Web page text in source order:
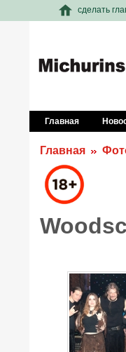
сделать
Главная
Главная